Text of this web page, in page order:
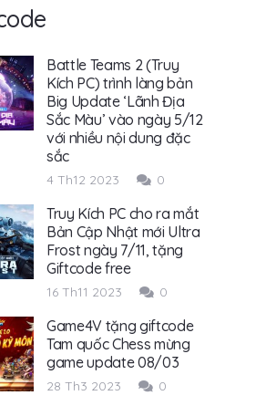
Battle Teams 2 (Truy
Kích PC) trình làng bản
Big Update ‘Lãnh Địa
Sắc Màu’ vào ngày 5/12
với nhiều nội dung đặc
sắc
4 Th12 2023 0
Truy Kích PC cho ra mắt
Bản Cập Nhật mới Ultra
Frost ngày 7/11, tặng
Giftcode free
16 Th11 2023 0
Game4V tặng giftcode
Tam quốc Chess mừng
game update 08/03
28 Th3 2023 0